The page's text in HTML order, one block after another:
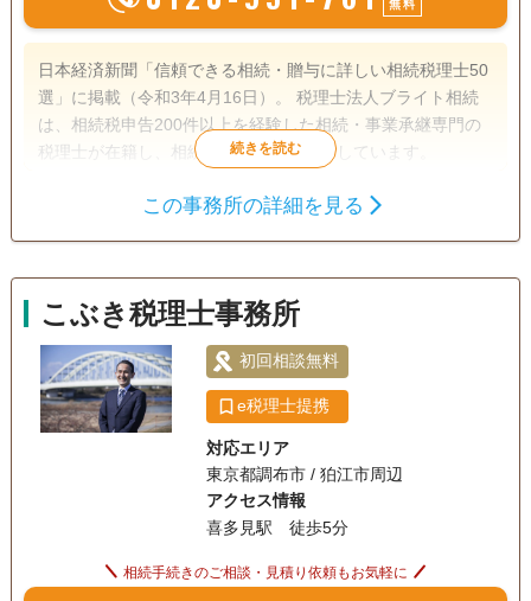
無料
日本経済新聞「信頼できる相続・贈与に詳しい相続税理士50
選」に掲載（令和3年4月16日）。 税理士法人ブライト相続
は、相続税申告200件以上を経験した相続・事業承継専門の
税理士が在籍し、相続税申告をお手伝いしています。
遺産分割
電話相談可 訪問可 女性スタッフ対応可
初回相談無料 18時以降相談可
この事務所の詳細を見る
こぶき税理士事務所
初回相談無料
e税理士提携
対応エリア
東京都調布市 / 狛江市周辺
アクセス情報
喜多見駅 徒歩5分
相続手続きのご相談・見積り依頼もお気軽に